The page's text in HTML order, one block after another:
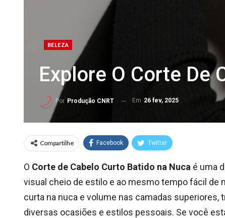
BELEZA
Explore O Corte De
Por Produção CNRT Em 26 fev, 2025
Compartilhe Facebook Twitter
O Corte de Cabelo Curto Batido na Nuca é uma
visual cheio de estilo e ao mesmo tempo fácil de
curta na nuca e volume nas camadas
diversas ocasiões e estilos pessoais. Se você